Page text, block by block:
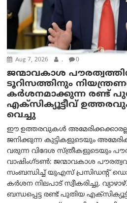
Aug 7, 2026 . 0
ജന്മാവകാശ
ടൂറിസത്തിനും
കർശനമാക്കുന്ന രണ്ട്
എക്സിക്യൂട്ടീവ്
വെച്ചു
ഈ ഉത്തരവുകൾ
ജനിക്കുന്ന കുട്ടികളുടെയും
വരുന്ന വിദേശ സ്ത്രീകളുടെയും
വാഷിംഗ്ടണ്‍: ജന്മാവകാശ
സംബന്ധിച്ച് യുഎസ് പ്രസിഡന്റ്
കർശന നിലപാട് സ്വീകരിച്ചു.
ബന്ധപ്പെട്ട രണ്ട് പുതിയ